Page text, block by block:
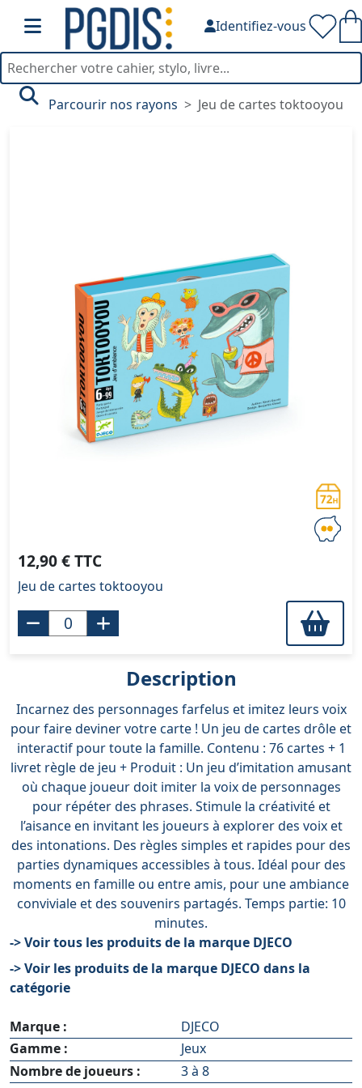
Identifiez-vous
Parcourir nos rayons Jeu de cartes toktooyou
12,90 € TTC
Jeu de cartes toktooyou
Description
Incarnez des personnages farfelus et imitez leurs voix
pour faire deviner votre carte ! Un jeu de cartes drôle et
interactif pour toute la famille. Contenu : 76 cartes + 1
livret règle de jeu + Produit : Un jeu d’imitation amusant
où chaque joueur doit imiter la voix de personnages
pour répéter des phrases. Stimule la créativité et
l’aisance en invitant les joueurs à explorer des voix et
des intonations. Des règles simples et rapides pour des
parties dynamiques accessibles à tous. Idéal pour des
moments en famille ou entre amis, pour une ambiance
conviviale et des souvenirs partagés. Temps partie: 10
minutes.
-> Voir tous les produits de la marque DJECO
-> Voir les produits de la marque DJECO dans la
catégorie
Marque :
DJECO
Gamme :
Jeux
Nombre de joueurs :
3 à 8